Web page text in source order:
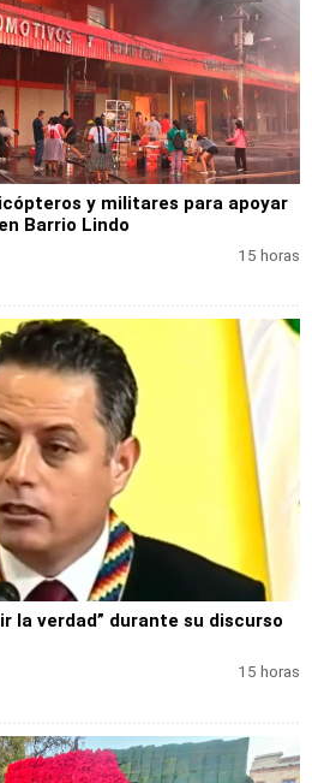
y militares para apoyar
Barrio Lindo
15 horas
la verdad” durante su discurso
15 horas